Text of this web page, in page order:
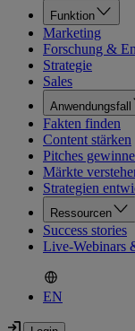
Funktion
Marketing
Forschung &
Strategie
Sales
Anwendungsfall
Fakten finden
Content stärken
Pitches
Märkte
Strategien
Ressourcen
Success stories
Live-Webinars
EN